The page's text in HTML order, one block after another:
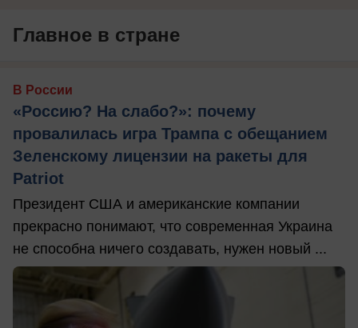
Главное в стране
В России
«Россию? На слабо?»: почему
провалилась игра Трампа с обещанием
Зеленскому лицензии на ракеты для
Patriot
Президент США и американские компании
прекрасно понимают, что современная Украина
не способна ничего создавать, нужен новый ...